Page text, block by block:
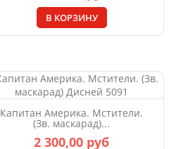
В КОРЗИНУ
Капитан Америка. Мстители.
(Зв. маскарад)...
2 300,00 руб